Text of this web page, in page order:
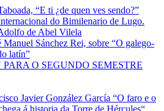
“E ti ¿de quen ves sendo?”
do Bimilenario de Lugo.
de Abel Vilela
Sánchez Rei, sobre “O galego-
latín”
O SEGUNDO SEMESTRE
Javier González García “O faro e o
á historia da Torre de Hércules“